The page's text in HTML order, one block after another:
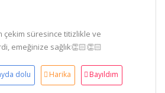
çekim süresince titizlikle ve
emeğinize sağlık👏🏻👏🏻
dolu Harika Bayıldım